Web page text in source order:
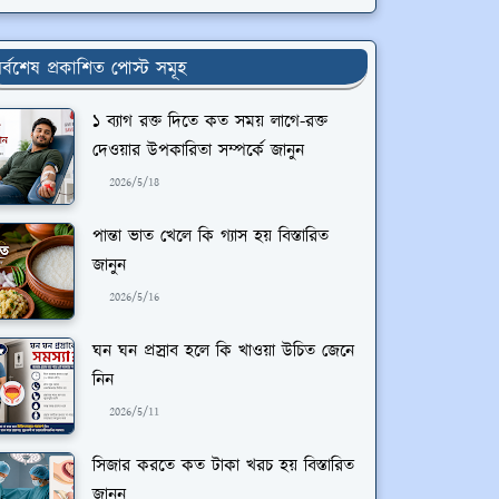
প্রকাশিত পোস্ট সমূহ
১ ব্যাগ রক্ত দিতে কত সময় লাগে-রক্ত
দেওয়ার উপকারিতা সম্পর্কে জানুন
2026/5/18
পান্তা ভাত খেলে কি গ্যাস হয় বিস্তারিত
জানুন
2026/5/16
ঘন ঘন প্রস্রাব হলে কি খাওয়া উচিত জেনে
নিন
2026/5/11
সিজার করতে কত টাকা খরচ হয় বিস্তারিত